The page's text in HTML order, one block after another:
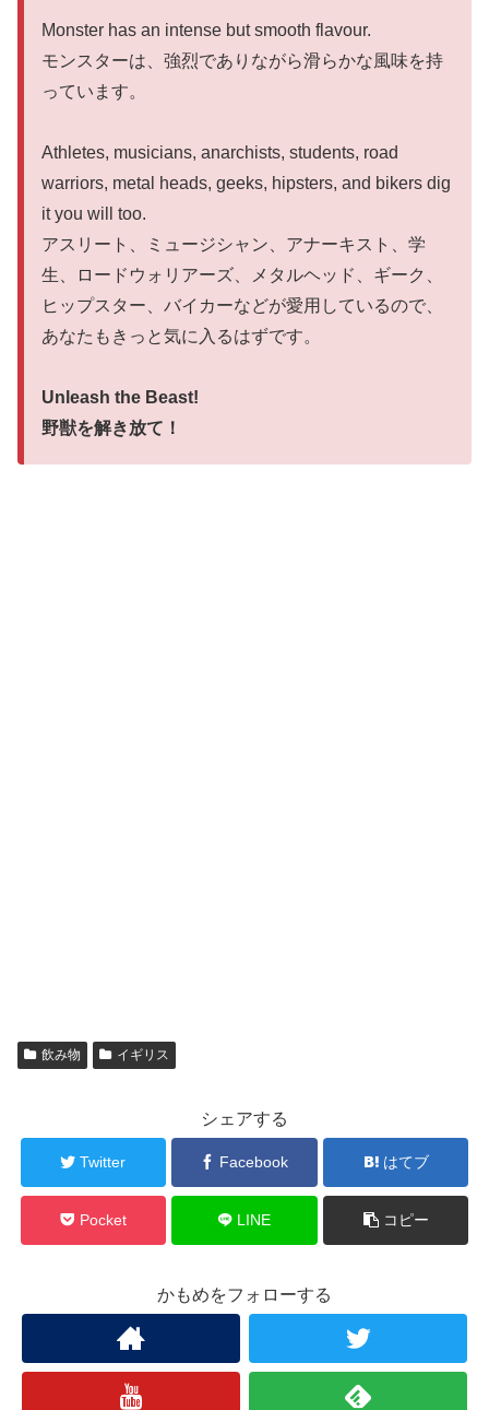
Monster has an intense but smooth flavour.
モンスターは、強烈でありながら滑らかな風味を持
っています。
Athletes, musicians, anarchists, students, road
warriors, metal heads, geeks, hipsters, and bikers dig
it you will too.
アスリート、ミュージシャン、アナーキスト、学
生、ロードウォリアーズ、メタルヘッド、ギーク、
ヒップスター、バイカーなどが愛用しているので、
あなたもきっと気に入るはずです。
Unleash the Beast!
野獣を解き放て！
飲み物 イギリス
シェアする
Twitter Facebook はてブ
Pocket LINE コピー
かもめをフォローする